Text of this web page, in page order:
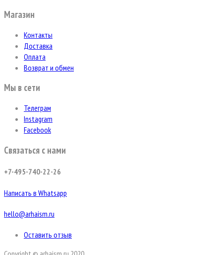
Магазин
Контакты
Доставка
Оплата
Возврат и обмен
Мы в сети
Телеграм
Instagram
Facebook
Связаться с нами
+7-495-740-22-26
Написать в Whatsapp
hello@arhaism.ru
Оставить отзыв